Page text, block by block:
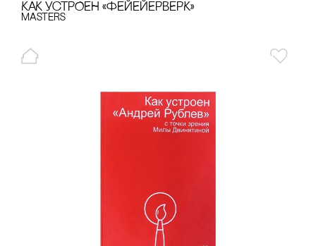
КАК УсТРОЕН «ФЕЙЕЙЕРВЕРК»
Masters